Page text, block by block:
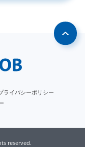
ライバシーポリシー
reserved.